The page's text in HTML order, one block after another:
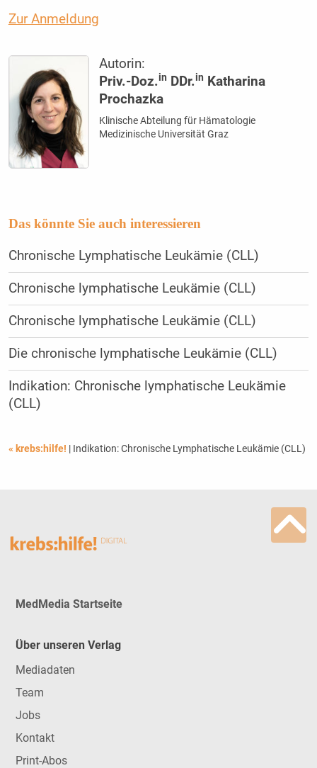
Zur Anmeldung
Autorin:
Priv.-Doz.in DDr.in
Katharina
Prochazka
Klinische Abteilung für Hämatologie
Medizinische Universität Graz
Das könnte Sie auch interessieren
Chronische Lymphatische Leukämie (CLL)
Chronische lymphatische Leukämie (CLL)
Chronische lymphatische Leukämie (CLL)
Die chronische lymphatische Leukämie (CLL)
Indikation: Chronische lymphatische Leukämie
(CLL)
« krebs:hilfe! | Indikation: Chronische Lymphatische Leukämie (CLL)
MedMedia Startseite
Über unseren Verlag
Mediadaten
Team
Jobs
Kontakt
Print-Abos